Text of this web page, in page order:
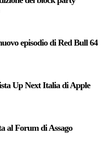
episodio di Red Bull 64
Up Next Italia di Apple
al Forum di Assago